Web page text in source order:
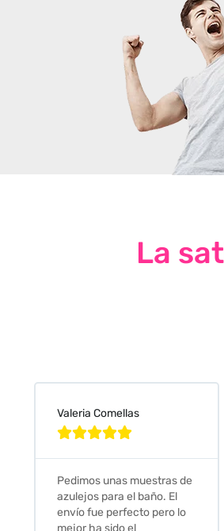
La
Valeria Comellas

Pedimos unas muestras de
azulejos para el baño. El
envío fue perfecto pero lo
mejor ha sido el